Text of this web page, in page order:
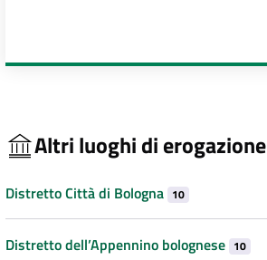
Altri luoghi di erogazione
Distretto Città di Bologna 10
Distretto dell’Appennino bolognese 10